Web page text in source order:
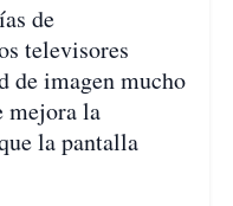
de
televisores
de imagen mucho
mejora la
la pantalla